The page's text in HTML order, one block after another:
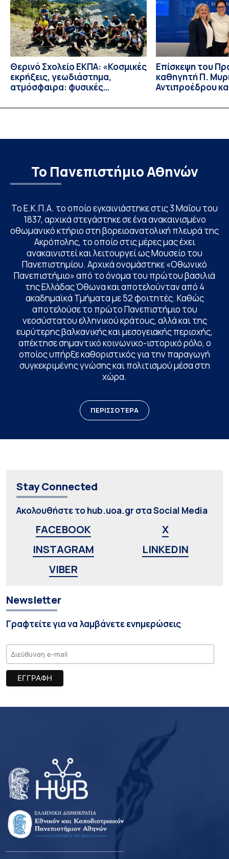
Θερινό Σχολείο ΕΚΠΑ: «Κοσμικές
εκρήξεις, γεωδιάστημα,
ατμόσφαιρα: φυσικές
βιολογικές επιδράσεις»
Eπίσκεψη του
καθηγητή Π.
Αντιπροέδρου
Νοσηλευτικής
Το Πανεπιστήμιο Αθηνών
Το Ε.Κ.Π.Α. το οποίο εγκαινιάστηκε στις 3 Μαΐου του
1837, αρχικά στεγάστηκε σε ένα ανακαινισμένο
οθωμανικό κτήριο στη βορειοανατολική πλευρά της
Ακρόπολης, το οποίο στις μέρες μας έχει
ανακαινιστεί και λειτουργεί ως Μουσείο του
Πανεπιστημίου. Αρχικά ονομάστηκε «Οθωνικό
Πανεπιστήμιο» από το όνομα του πρώτου βασιλιά
της Ελλάδας Όθωνα και αποτελούνταν από 4
ακαδημαϊκά Τμήματα με 52 φοιτητές. Καθώς
αποτελούσε το πρώτο Πανεπιστήμιο του
νεοσύστατου ελληνικού κράτους, αλλά και της
ευρύτερης βαλκανικής και μεσογειακής περιοχής,
απέκτησε σημαντικό κοινωνικο-ιστορικό ρόλο, ο
οποίος υπήρξε καθοριστικός για την παραγωγή
συγκεκριμένης γνώσης και πολιτισμού μέσα στη
χώρα.
ΠΕΡΙΣΣΟΤΕΡΑ
Stay Connected
Ακολουθήστε το hub.uoa.gr στα Social Media
FACEBOOK
X
INSTAGRAM
LINKEDIN
VIBER
Newsletter
Γραφτείτε για να λαμβάνετε ενημερώσεις